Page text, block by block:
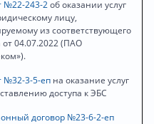
№22-243-2об оказании услуг
лицу,
из соответствующего
04.07.2022 (ПАО
№32-3-5-епна оказание услуг
доступа к ЭБС
договор №23-6-2-еп